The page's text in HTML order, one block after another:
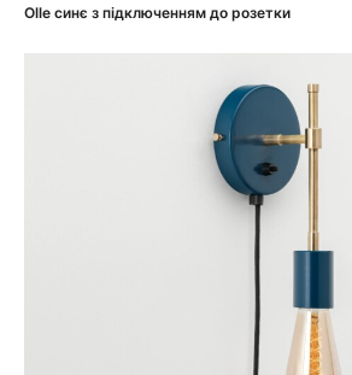
Olle синє з підключенням до розетки